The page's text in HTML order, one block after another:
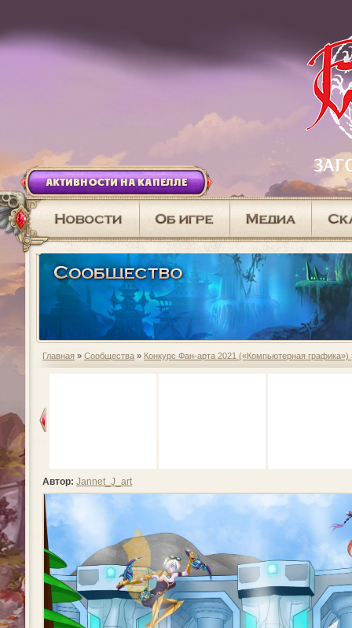
АКТИВНОСТИ НА КАПЕЛЛЕ
Главная » Сообщества » Конкурс Фан-арта 2021 («Компьютерная графика»)
Автор: Jannet_J_art